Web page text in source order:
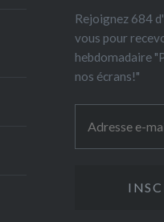
Rejoignez 684
vous pour
hebdomadaire
nos écrans!"